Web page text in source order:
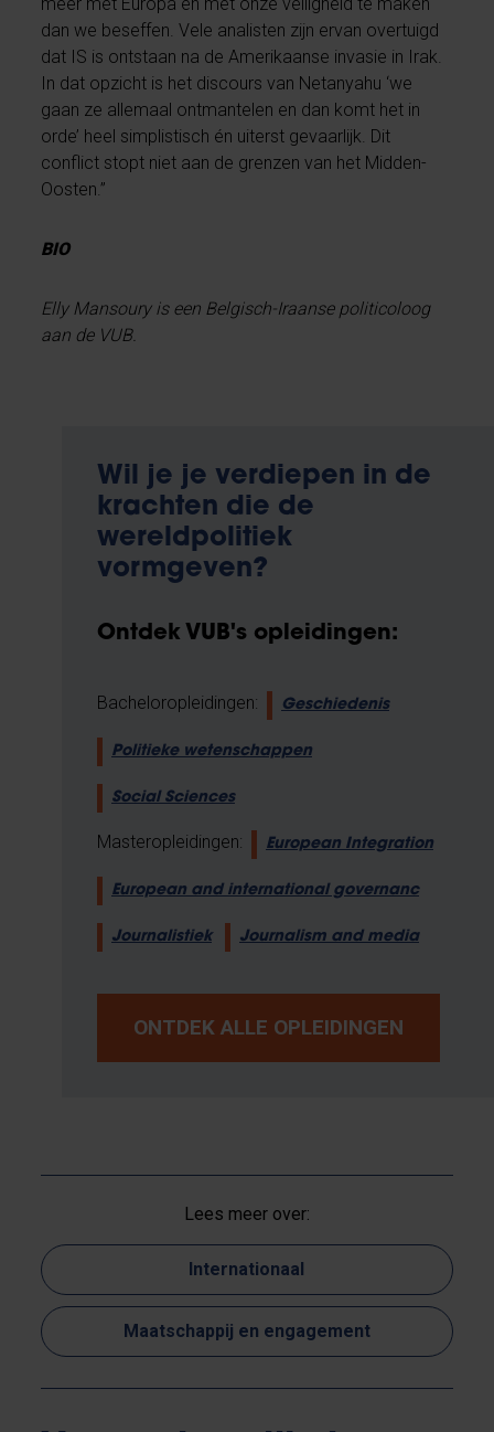
dan we beseffen. Vele analisten zijn ervan overtuigd
dat IS is ontstaan na de Amerikaanse invasie in Irak.
In dat opzicht is het discours van Netanyahu ‘we
gaan ze allemaal ontmantelen en dan komt het in
orde’ heel simplistisch én uiterst gevaarlijk. Dit
conflict stopt niet aan de grenzen van het Midden-
Oosten.”
BIO
Elly Mansoury is een Belgisch-Iraanse politicoloog
aan de VUB.
Wil je je verdiepen in de
krachten die de
wereldpolitiek
vormgeven?
Ontdek VUB's opleidingen:
Bacheloropleidingen: Geschiedenis
Politieke wetenschappen
Social Sciences
Masteropleidingen: European Integration
European and international governanc
Journalistiek Journalism and media
ONTDEK ALLE OPLEIDINGEN
Lees meer over:
Internationaal
Maatschappij en engagement